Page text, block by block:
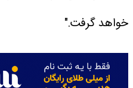
خواهد گرفت."